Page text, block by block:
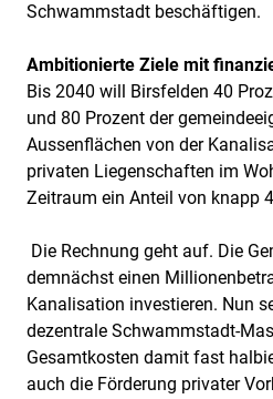
Schwammstadt beschäftigen.
Ambitionierte Ziele mit
Bis 2040 will Birsfelden 40
und 80 Prozent der
Aussenflächen von der
privaten Liegenschaften im
Zeitraum ein Anteil von knapp
Die Rechnung geht auf. Die
demnächst einen
Kanalisation investieren. Nun
dezentrale Schwammstadt-
Gesamtkosten damit fast
auch die Förderung privater